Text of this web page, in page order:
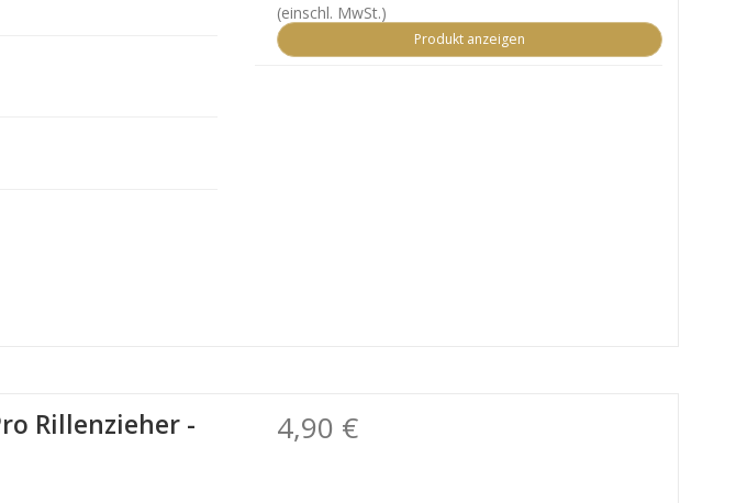
(einschl. MwSt.)
Produkt anzeigen
Rillenzieher -
4,90 €